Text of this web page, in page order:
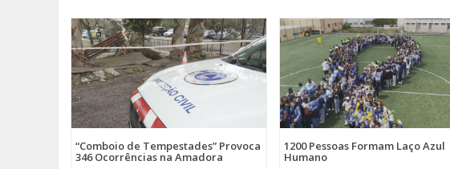
“Comboio de Tempestades” Provoca
346 Ocorrências na Amadora
1200 Pessoas Formam Laço Azul
Humano